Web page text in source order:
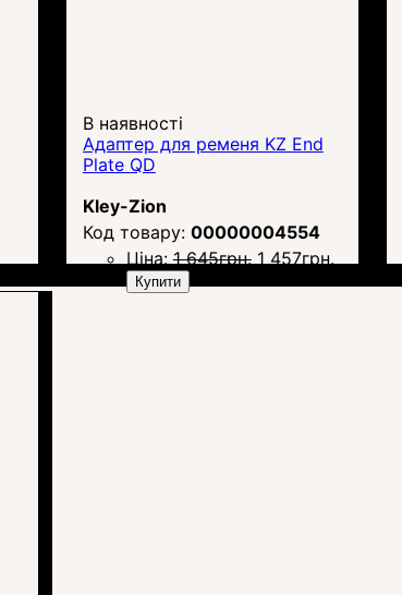
В наявності
Адаптер для ременя KZ End
Plate QD
Kley-Zion
00000004554
Ціна:1 645грн. 1 457грн.
Купити